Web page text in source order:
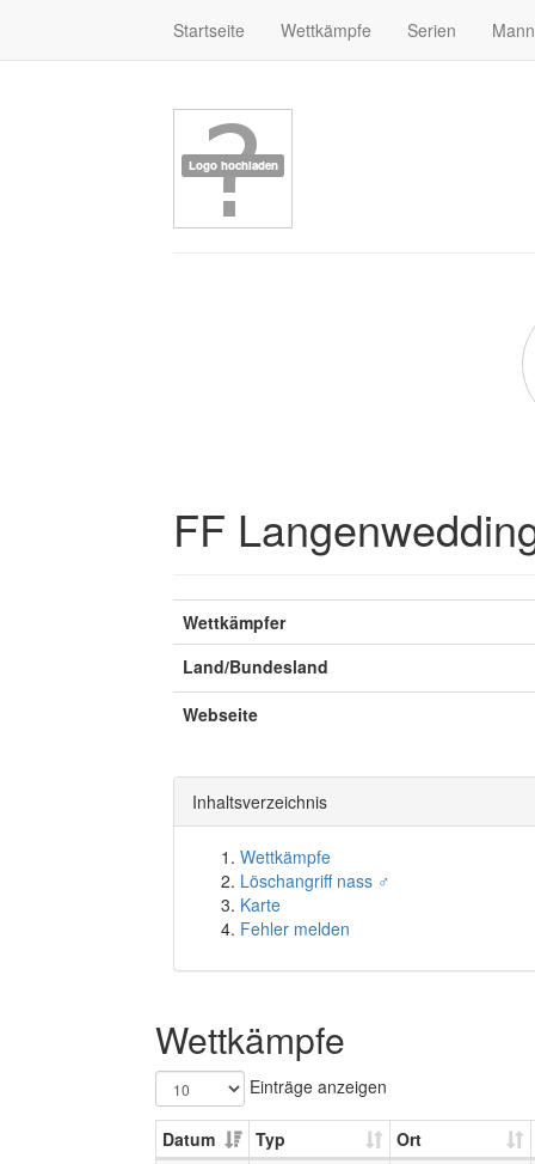
Startseite Wettkämpfe Serien
FF
Wettkämpfer
Land/Bundesland
Webseite
Inhaltsverzeichnis
Wettkämpfe
Löschangriff nass ♂
Karte
Fehler melden
Wettkämpfe
Einträge anzeigen
Datum Typ
Ort